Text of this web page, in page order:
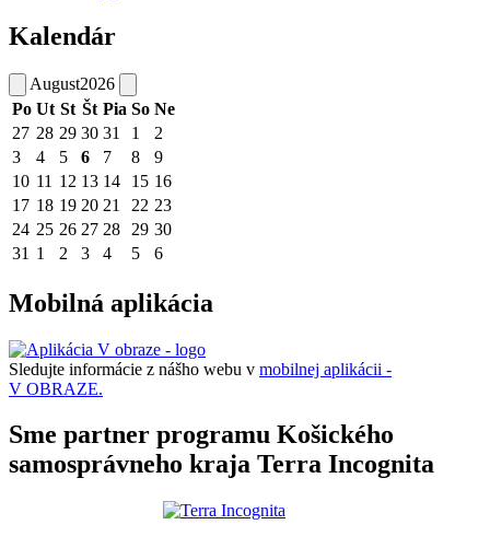
Kalendár
August2026
Po Ut St Št Pia So Ne
27 28 29 30 31 1
2
3
4 5 6 7 8
9
10 11 12 13 14 15 16
17 18 19 20 21 22 23
24 25 26 27 28 29 30
31 1 2 3 4 5 6
Mobilná aplikácia
Sledujte informácie z nášho webu v mobilnej aplikácii -
V OBRAZE.
Sme partner programu Košického
samosprávneho kraja Terra Incognita